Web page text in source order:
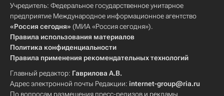
Учредитель: Федеральное государственное унитарное
предприятие Международное информационное агентство
«Россия сегодня» (МИА «Россия сегодня»).
Правила использования материалов
Политика конфиденциальности
Правила применения рекомендательных технологий
Главный редактор: Гаврилова А.В.
Адрес электронной почты Редакции: internet-group@ria.ru
По вопросам размещения пресс-релизов и рекламы